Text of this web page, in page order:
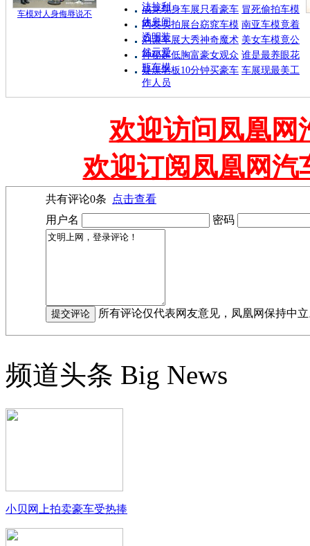
车模对人身侮辱说不
法拉利
成龙现身车展只看豪车 冒死偷拍车模
休息间
网友实拍展台窈窕车模 南亚车模竟着
透明装
刘谦车展大秀神奇魔术 美女车模竟公
然示爱
神秘超低胸富豪女观众 谁是最养眼花
瓶车模
疑煤老板10分钟买豪车 车展现最美工
作人员
欢迎访问凤凰网
欢迎订阅凤凰网汽
共有评论0条
点击查看
用户名
密码
所有评论仅代表网友意见，凤凰网保持中
频道头条 Big News
小贝网上拍卖豪车受热捧